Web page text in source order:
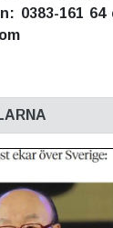
0383-161 64